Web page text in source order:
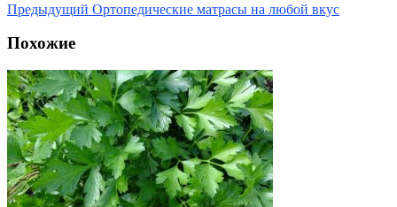
Предыдущий Ортопедические матрасы на любой вкус
Похожие